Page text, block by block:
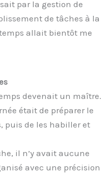
par la gestion de
de tâches à la
allait bientôt me
devenait un maître.
était de préparer le
puis de les habiller et
il n’y avait aucune
avec une précision